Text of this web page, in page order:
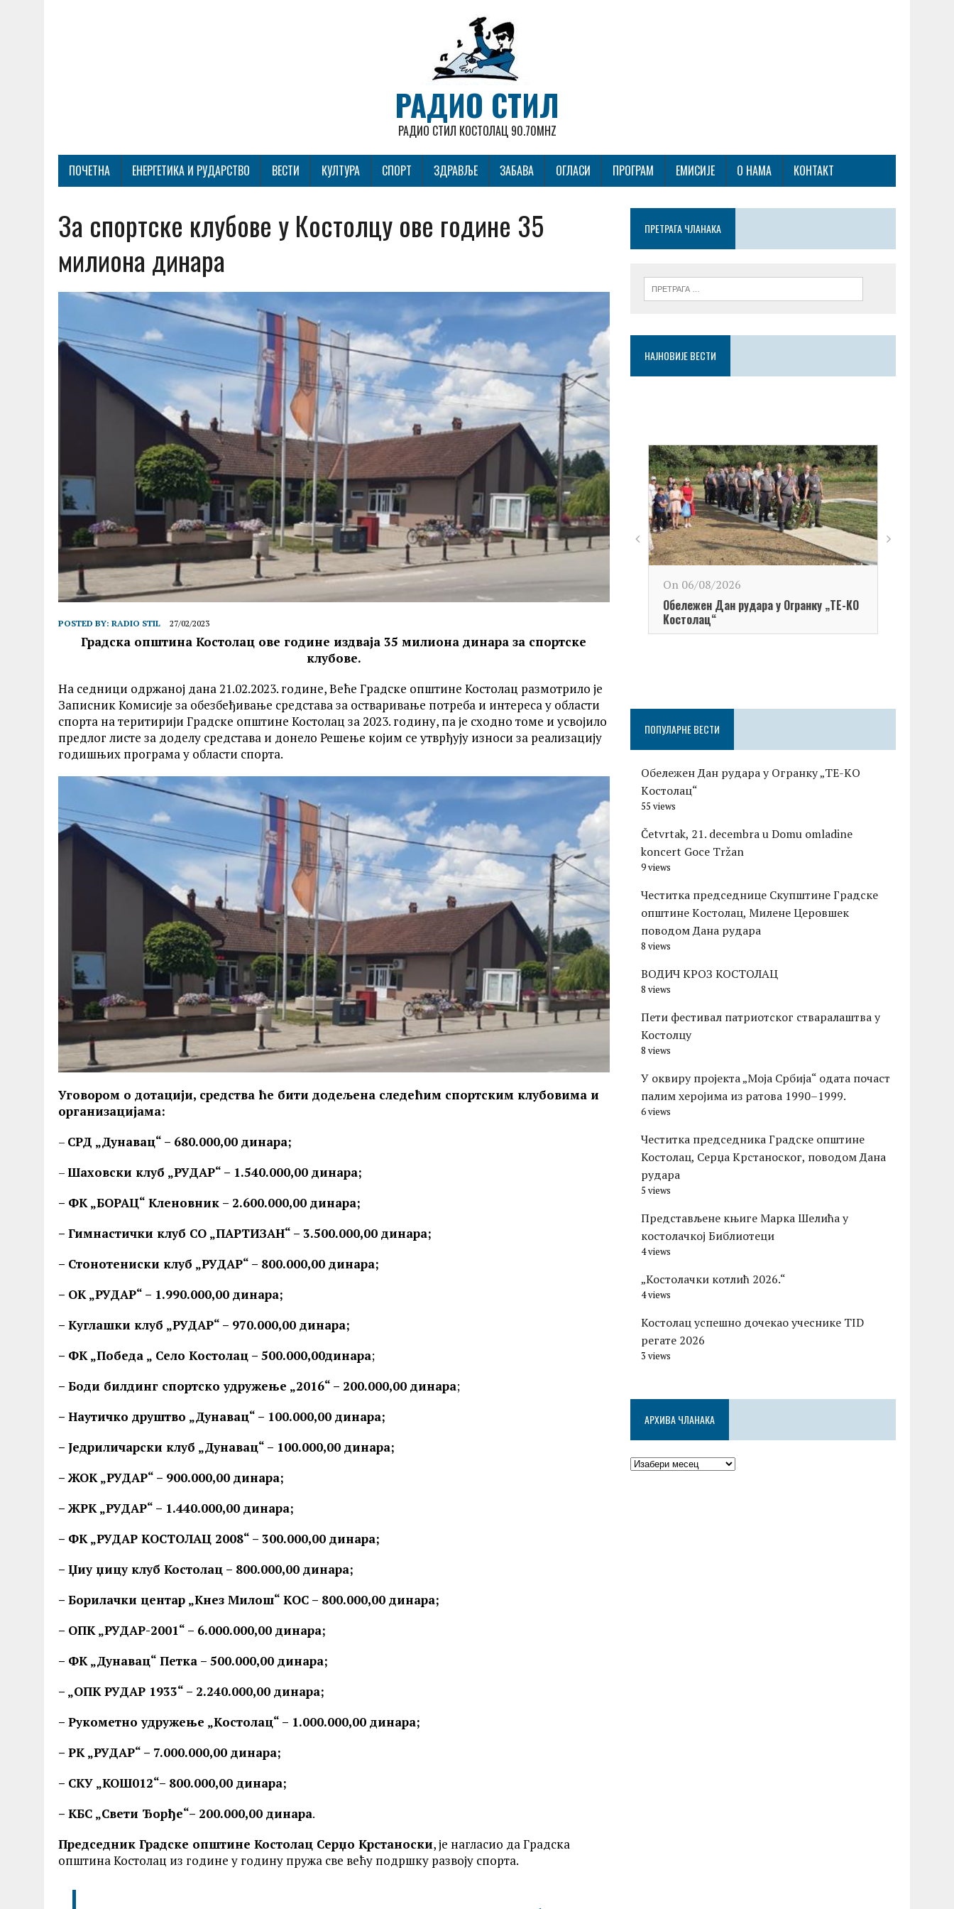
РАДИО СТИЛ
РАДИО СТИЛ КОСТОЛАЦ 90.70MHZ
ПОЧЕТНА ЕНЕРГЕТИКА И РУДАРСТВО ВЕСТИ КУЛТУРА СПОРТ ЗДРАВЉЕ ЗАБАВА ОГЛАСИ ПРОГРАМ ЕМИСИЈЕ О НАМА КОНТАКТ
За спортске клубове у Костолцу ове године 35
милиона динара
POSTED BY: RADIO STIL 27/02/2023
Градска општина Костолац ове године издваја 35 милиона динара за спортске
клубове.
На седници одржаној дана 21.02.2023. године, Веће Градске општине Костолац размотрило је
Записник Комисије за обезбеђивање средстава за остваривање потреба и интереса у области
спорта на теритирији Градске општине Костолац за 2023. годину, па је сходно томе и усвојило
предлог листе за доделу средстава и донело Решење којим се утврђују износи за реализацију
годишњих програма у области спорта.
Уговором о дотацији, средства ће бити додељена следећим спортским клубовима и
организацијама:
– СРД „Дунавац“ – 680.000,00 динара;
–Шаховски клуб „РУДАР“ – 1.540.000,00 динара;
– ФK „БОРАЦ“ Kленовник – 2.600.000,00 динара;
– Гимнастички клуб СО „ПАРТИЗАН“ – 3.500.000,00 динара;
– Стонотениски клуб „РУДАР“ – 800.000,00 динара;
– ОK „РУДАР“ – 1.990.000,00 динара;
– Kуглашки клуб „РУДАР“ – 970.000,00 динара;
– ФK „Победа „ Село Kостолац – 500.000,00динара;
– Боди билдинг спортско удружење „2016“ – 200.000,00 динара;
– Наутичко друштво „Дунавац“ – 100.000,00 динара;
– Једриличарски клуб „Дунавац“ – 100.000,00 динара;
– ЖОK „РУДАР“ – 900.000,00 динара;
– ЖРK „РУДАР“ – 1.440.000,00 динара;
– ФK „РУДАР KОСТОЛАЦ 2008“ – 300.000,00 динара;
– Џиу џицу клуб Костолац – 800.000,00 динара;
– Борилачки центар „Kнез Милош“ KОС – 800.000,00 динара;
– ОПK „РУДАР-2001“ – 6.000.000,00 динара;
– ФK „Дунавац“ Петка – 500.000,00 динара;
– „ОПK РУДАР 1933“ – 2.240.000,00 динара;
– Рукометно удружење „Kостолац“ – 1.000.000,00 динара;
– РK „РУДАР“ – 7.000.000,00 динара;
– СКУ „КОШ012“– 800.000,00 динара;
– КБС „Свети Ђорђе“– 200.000,00 динара.
Председник Градске општине Костолац Серџо Крстаноски, је нагласио да Градска
општина Костолац из године у годину пружа све већу подршку развоју спорта.
ПРЕТРАГА ЧЛАНАКА
НАЈНОВИЈЕ ВЕСТИ
On 06/08/2026
Обележен Дан рудара у Огранку „ТЕ-KО
Kостолац“
ПОПУЛАРНЕ ВЕСТИ
Обележен Дан рудара у Огранку „ТЕ-KО
Kостолац“
55 views
Četvrtak, 21. decembra u Domu omladine
koncert Goce Tržan
9 views
Честитка председнице Скупштине Градске
општине Kостолац, Милене Церовшек
поводом Дана рудара
8 views
ВОДИЧ КРОЗ КОСТОЛАЦ
8 views
Пети фестивал патриотског стваралаштва у
Костолцу
8 views
У оквиру пројекта „Моја Србија“ одата почаст
палим херојима из ратова 1990–1999.
6 views
Честитка председника Градске општине
Костолац, Серџа Крстаноског, поводом Дана
рудара
5 views
Представљене књиге Марка Шелића у
костолачкој Библиотеци
4 views
„Костолачки котлић 2026.“
4 views
Костолац успешно дочекао учеснике TID
регате 2026
3 views
АРХИВА ЧЛАНАКА